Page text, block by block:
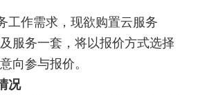
作需求，现欲购置云服务
服务一套，将以报价方式选择
有意向参与报价。
况